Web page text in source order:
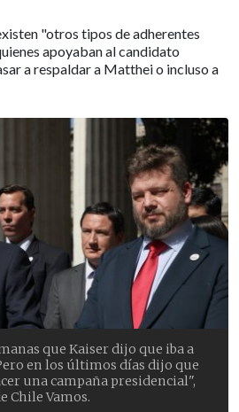
"otros tipos de adherentes
apoyaban al candidato
a respaldar a Matthei o incluso a
que Kaiser dijo que iba a
en los últimos días dijo que
una campaña presidencial",
Chile Vamos.